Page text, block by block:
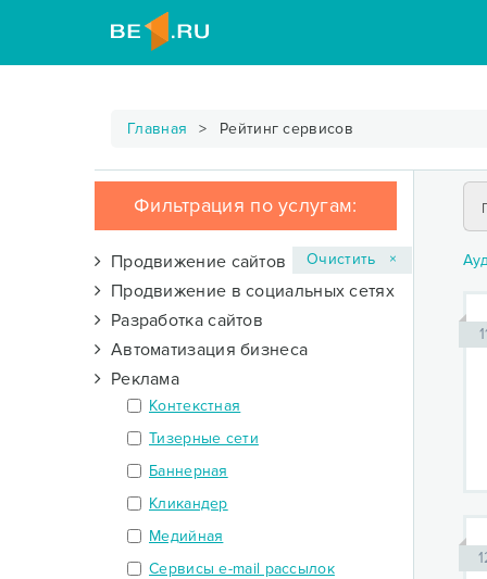
Главная Рейтинг сервисов
Фильтрация по услугам:
Продвижение сайтов
Продвижение в социальных сетях
Разработка сайтов
Автоматизация бизнеса
Реклама
Контекстная
Тизерные сети
Баннерная
Кликандер
Медийная
Сервисы e-mail рассылок
Очистить ×